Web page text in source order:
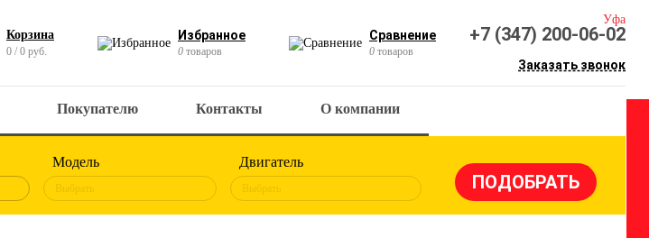
Корзина
0 / 0 руб.
Избранное
0 товаров
Сравнение
0 товаров
Уфа
+7 (347) 200-06-02
Заказать звонок
Покупателю Контакты О компании
Модель
Выбрать
Двигатель
Выбрать